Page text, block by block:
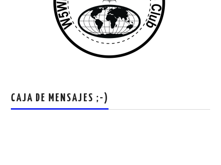
CAJA DE MENSAJES ;-)